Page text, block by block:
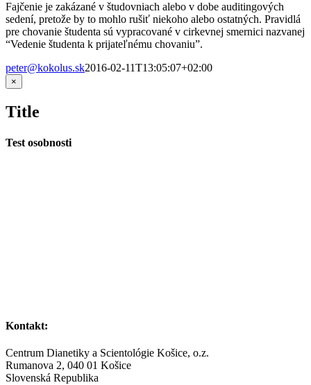
Fajčenie je zakázané v študovniach alebo v dobe auditingových
sedení, pretože by to mohlo rušiť niekoho alebo ostatných. Pravidlá
pre chovanie študenta sú vypracované v cirkevnej smernici nazvanej
“Vedenie študenta k prijateľnému chovaniu”.
peter@kokolus.sk2016-02-11T13:05:07+02:00
Zatvoriť
rýchle
produktu
×
Title
Test osobnosti
Kontakt:
Centrum Dianetiky a Scientológie Košice, o.z.
Rumanova 2, 040 01 Košice
Slovenská Republika